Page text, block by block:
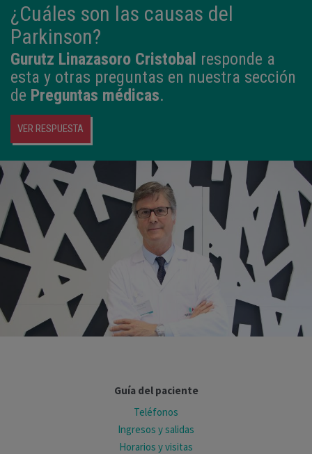
¿Cuáles son las causas del
Parkinson?
Gurutz Linazasoro Cristobal responde a
esta y otras preguntas en nuestra sección
de Preguntas médicas.
VER RESPUESTA
Guía del paciente
Teléfonos
Ingresos y salidas
Horarios y visitas